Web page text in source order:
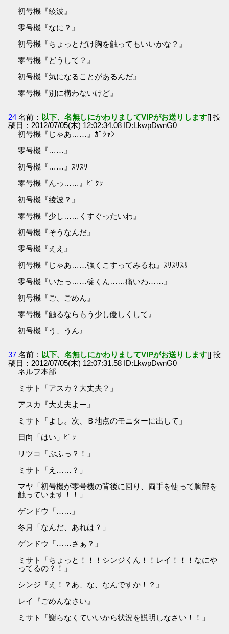
初号機『綾波』
零号機『なに？』
初号機『ちょっとだけ胸を触ってもいいかな？』
零号機『どうして？』
初号機『気になることがあるんだ』
零号機『別に構わないけど』
24 名前： 以下、名無しにかわりましてVIPがお送りします[] 投
稿日：2012/07/05(木) 12:02:34.08 ID:LkwpDwnG0
初号機『じゃあ……』ｶﾞｼｬﾝ
零号機『……』
初号機『……』ｽﾘｽﾘ
零号機『んっ……』ﾋﾟｸｯ
初号機『綾波？』
零号機『少し……くすぐったいわ』
初号機『そうなんだ』
零号機『ええ』
初号機『じゃあ……強くこすってみるね』ｽﾘｽﾘｽﾘ
零号機『いたっ……碇くん……痛いわ……』
初号機『ご、ごめん』
零号機『触るならもう少し優しくして』
初号機『う、うん』
37 名前： 以下、名無しにかわりましてVIPがお送りします[] 投
稿日：2012/07/05(木) 12:07:31.58 ID:LkwpDwnG0
ネルフ本部
ミサト「アスカ？大丈夫？」
アスカ『大丈夫よー』
ミサト「よし。次、Ｂ地点のモニターに出して」
日向「はい」ﾋﾟｯ
リツコ「ぶふっ？！」
ミサト「え……？」
マヤ「初号機が零号機の背後に回り、両手を使って胸部を
触っています！！」
ゲンドウ「……」
冬月「なんだ、あれは？」
ゲンドウ「……さぁ？」
ミサト「ちょっと！！！シンジくん！！レイ！！！なにや
ってるの？！」
シンジ『え！？あ、な、なんですか！？』
レイ『ごめんなさい』
ミサト「謝らなくていいから状況を説明しなさい！！」